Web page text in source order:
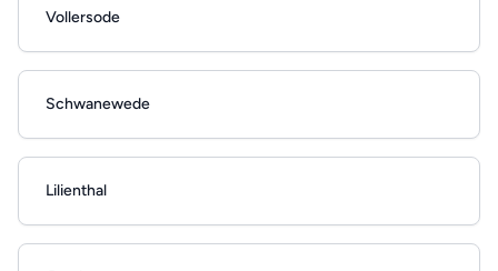
Vollersode
Schwanewede
Lilienthal